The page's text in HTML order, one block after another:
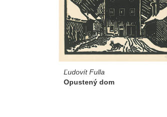
Ľudovít Fulla
Opustený dom